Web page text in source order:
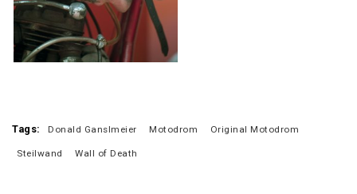
Tags: Donald Ganslmeier Motodrom Original Motodrom
Steilwand Wall of Death